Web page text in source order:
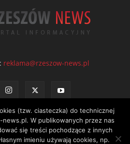
reklama@rzeszow-news.pl
prywatności Regulamin portalu
(tzw. ciasteczka) do technicznej
W publikowanych przez nas
się treści pochodzące z innych
imieniu używają cookies, np.